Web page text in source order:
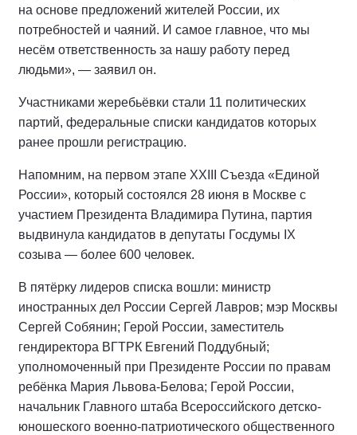
на основе предложений жителей России, их
потребностей и чаяний. И самое главное, что мы
несём ответственность за нашу работу перед
людьми», — заявил он.
Участниками жеребьёвки стали 11 политических
партий, федеральные списки кандидатов которых
ранее прошли регистрацию.
Напомним, на первом этапе XXIII Съезда «Единой
России», который состоялся 28 июня в Москве с
участием Президента Владимира Путина, партия
выдвинула кандидатов в депутаты Госдумы IX
созыва — более 600 человек.
В пятёрку лидеров списка вошли: министр
иностранных дел России Сергей Лавров; мэр Москвы
Сергей Собянин; Герой России, заместитель
гендиректора ВГТРК Евгений Поддубный;
уполномоченный при Президенте России по правам
ребёнка Мария Львова-Белова; Герой России,
начальник Главного штаба Всероссийского детско-
юношеского военно-патриотического общественного